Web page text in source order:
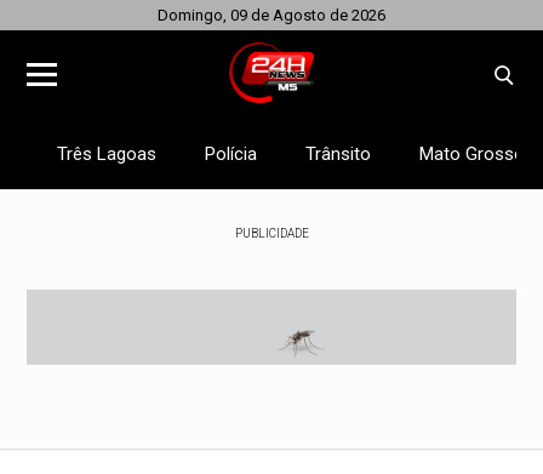
Domingo, 09 de Agosto de 2026
Três Lagoas Polícia Trânsito Mato Grosso
PUBLICIDADE